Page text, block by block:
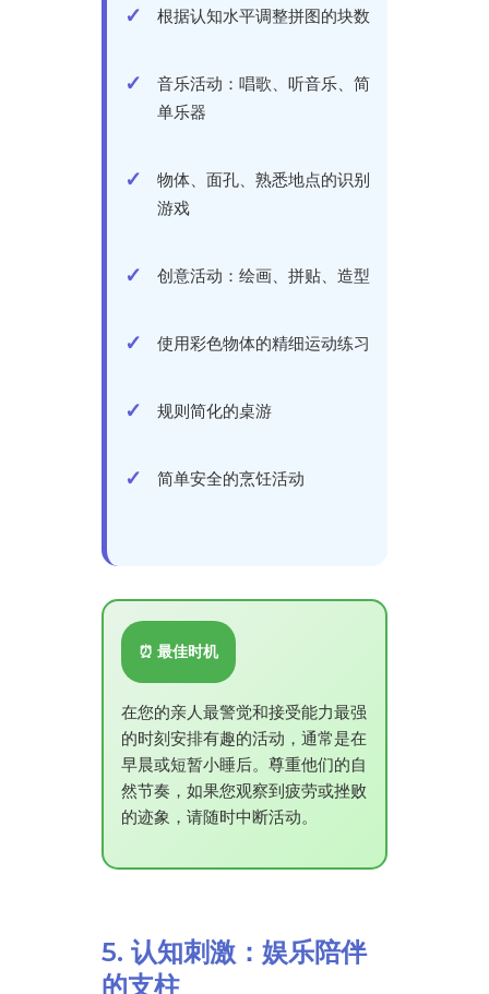
根据认知水平调整拼图的块数
音乐活动：唱歌、听音乐、简
单乐器
物体、面孔、熟悉地点的识别
游戏
创意活动：绘画、拼贴、造型
使用彩色物体的精细运动练习
规则简化的桌游
简单安全的烹饪活动
⏰ 最佳时机
在您的亲人最警觉和接受能力最强
的时刻安排有趣的活动，通常是在
早晨或短暂小睡后。尊重他们的自
然节奏，如果您观察到疲劳或挫败
的迹象，请随时中断活动。
5. 认知刺激：娱乐陪伴
的支柱